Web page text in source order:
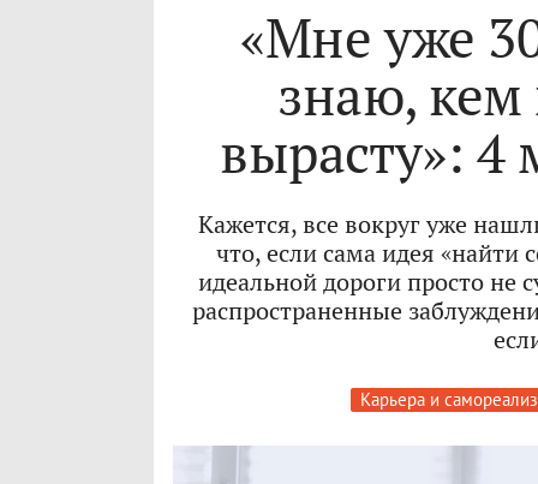
«Мне уже
знаю, кем
вырасту»: 4
Кажется, все вокруг уже
что, если сама идея «найти
идеальной дороги просто не
распространенные
Карьера и